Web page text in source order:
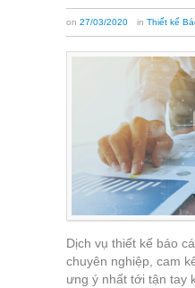
on 27/03/2020 in Thiết kế
Dịch vụ thiết kế báo
chuyên nghiệp, cam
ưng ý nhất tới tận tay